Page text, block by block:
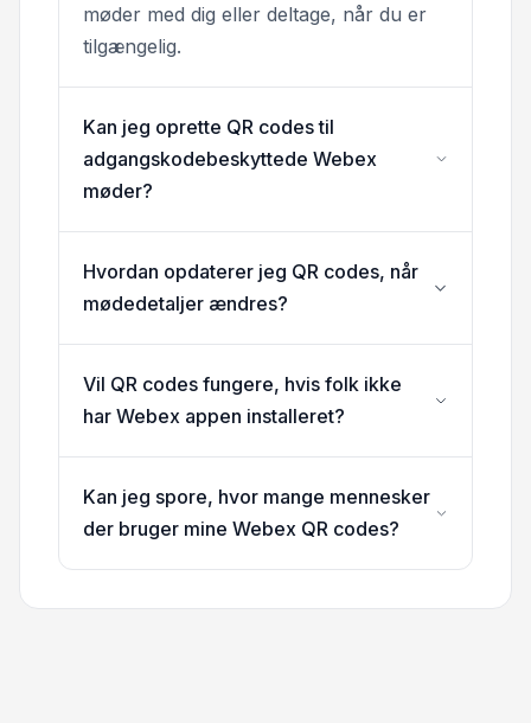
møder med dig eller deltage, når du er
tilgængelig.
Kan jeg oprette QR codes til
adgangskodebeskyttede Webex
møder?
Hvordan opdaterer jeg QR codes, når
mødedetaljer ændres?
Vil QR codes fungere, hvis folk ikke
har Webex appen installeret?
Kan jeg spore, hvor mange mennesker
der bruger mine Webex QR codes?